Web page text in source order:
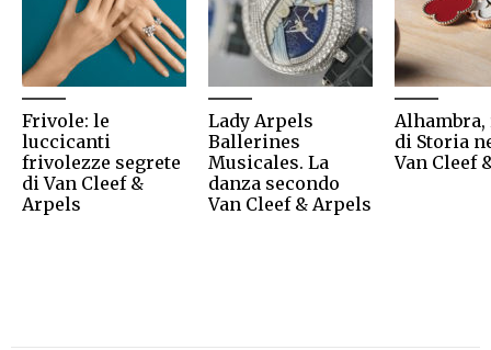
Frivole: le
luccicanti
frivolezze segrete
di Van Cleef &
Arpels
Lady Arpels
Ballerines
Musicales. La
danza secondo
Van Cleef & Arpels
di Storia
Van Cleef